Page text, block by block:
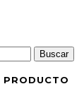
PRODUCTO